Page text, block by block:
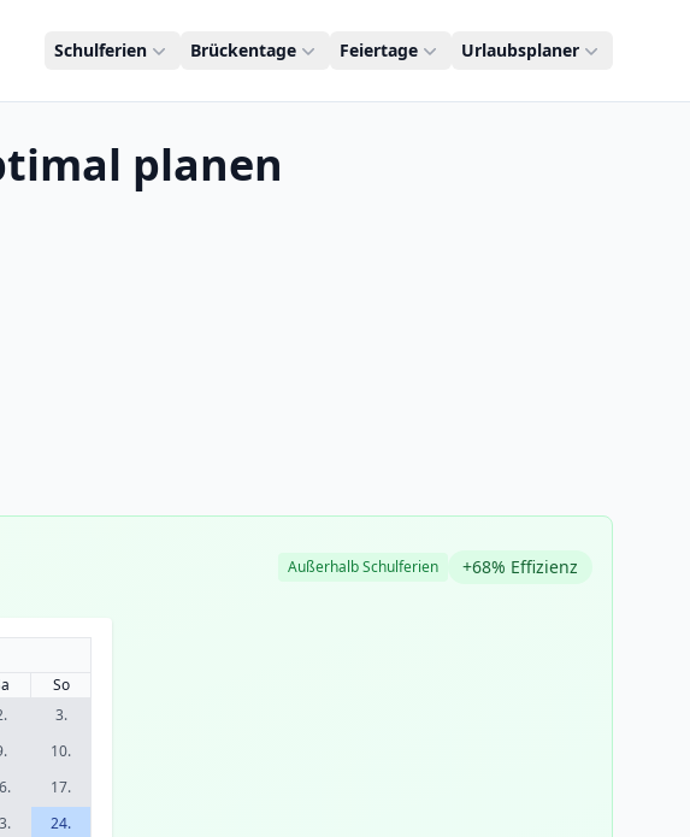
Schulferien Brückentage Feiertage Urlaubsplaner
planen
Außerhalb Schulferien +68% Effizienz
So
3.
10.
17.
24.